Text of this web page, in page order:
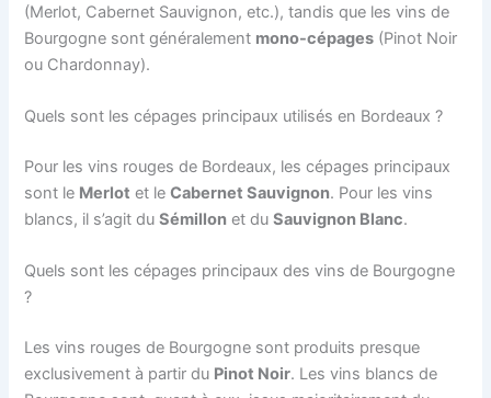
(Merlot, Cabernet Sauvignon, etc.), tandis que les vins de
Bourgogne sont généralement mono-cépages (Pinot Noir
ou Chardonnay).
Quels sont les cépages principaux utilisés en Bordeaux ?
Pour les vins rouges de Bordeaux, les cépages principaux
sont le Merlot et leCabernet Sauvignon. Pour les vins
blancs, il s’agit duSémillon et duSauvignon Blanc.
Quels sont les cépages principaux des vins de Bourgogne
?
Les vins rouges de Bourgogne sont produits presque
exclusivement à partir du Pinot Noir. Les vins blancs de